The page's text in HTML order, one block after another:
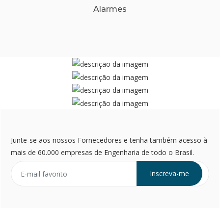
Alarmes
Junte-se aos nossos Fornecedores e tenha também acesso à
mais de 60.000 empresas de Engenharia de todo o Brasil.
Inscreva-me